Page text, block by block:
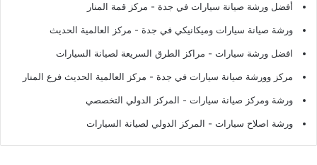
أفضل ورشة صيانة سيارات في جدة - مركز قمة المنار
ورشة صيانة سيارات وميكانيكي في جدة - مركز العالمية الحديث
افضل ورشة سيارات - مراكز الطرق السريعة لصيانة السيارات
مركز وورشة صيانة سيارات في جدة - مركز العالمية الحديث فرع المنار
ورشة ومركز صيانة سيارات - المركز الدولي التخصصي
ورشة اصلاح سيارات - المركز الدولي لصيانة السيارات